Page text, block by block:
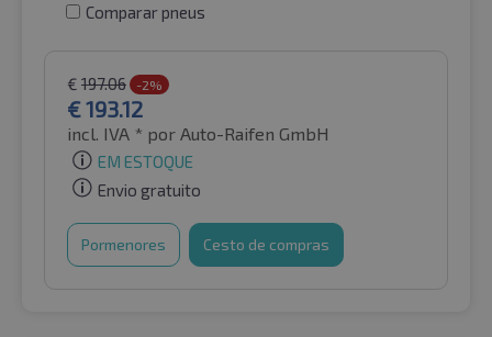
Comparar pneus
€ 197.06 -2%
€193.12
incl. IVA * por Auto-Raifen GmbH
EM ESTOQUE
Envio gratuito
Pormenores Cesto de compras